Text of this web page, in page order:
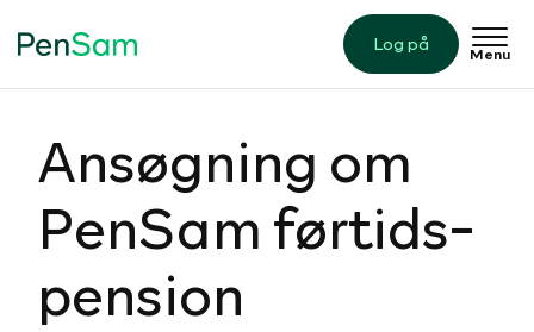
Log på Menu
Ansøgning om
PenSam før­tids­
pen­sion